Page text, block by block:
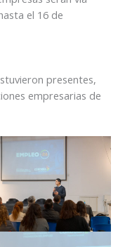
el 16 de
presentes,
empresarias de